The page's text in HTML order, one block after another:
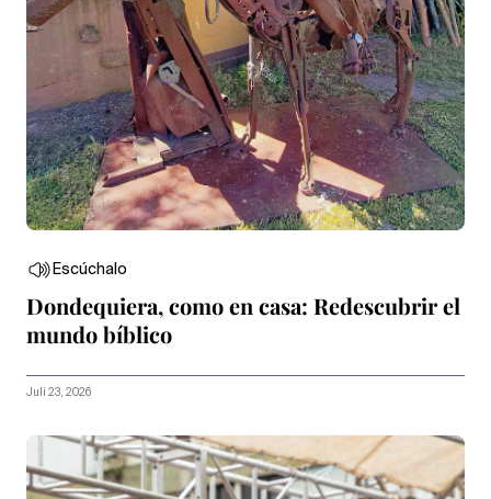
Escúchalo
Dondequiera, como en casa: Redescubrir el
mundo bíblico
Juli 23, 2026